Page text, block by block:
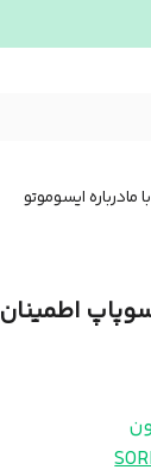
مادرباره ایسوموتو
اطمینان